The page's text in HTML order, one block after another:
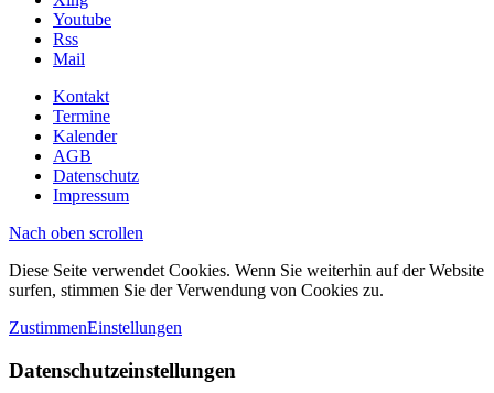
Youtube
Rss
Mail
Kontakt
Termine
Kalender
AGB
Datenschutz
Impressum
Nach oben scrollen
Diese Seite verwendet Cookies. Wenn Sie weiterhin auf der Website
surfen, stimmen Sie der Verwendung von Cookies zu.
ZustimmenEinstellungen
Datenschutzeinstellungen